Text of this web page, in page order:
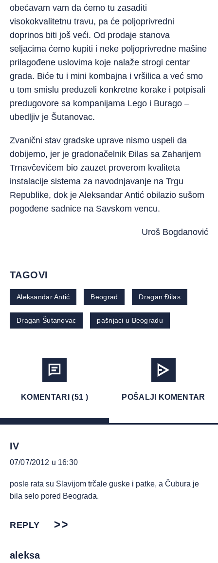
obećavam vam da ćemo tu zasaditi
visokokvalitetnu travu, pa će poljoprivredni
doprinos biti još veći. Od prodaje stanova
seljacima ćemo kupiti i neke poljoprivredne mašine
prilagođene uslovima koje nalaže strogi centar
grada. Biće tu i mini kombajna i vršilica a već smo
u tom smislu preduzeli konkretne korake i potpisali
predugovore sa kompanijama Lego i Burago –
ubedljiv je Šutanovac.
Zvanični stav gradske uprave nismo uspeli da
dobijemo, jer je gradonačelnik Đilas sa Zaharijem
Trnavčevićem bio zauzet proverom kvaliteta
instalacije sistema za navodnjavanje na Trgu
Republike, dok je Aleksandar Antić obilazio sušom
pogođene sadnice na Savskom vencu.
Uroš Bogdanović
TAGOVI
Aleksandar Antić Beograd Dragan Đilas
Dragan Šutanovac pašnjaci u Beogradu
KOMENTARI (51 ) POŠALJI KOMENTAR
IV
07/07/2012 u 16:30
posle rata su Slavijom trčale guske i patke, a Čubura je
bila selo pored Beograda.
REPLY
aleksa